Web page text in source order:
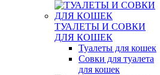
ТУАЛЕТЫ И СОВКИ
ДЛЯ КОШЕК
Туалеты для кошек
Совки для туалета
для кошек